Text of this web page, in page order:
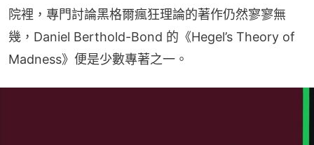
院裡，專門討論黑格爾瘋狂理論的著作仍然寥寥無
幾，Daniel Berthold-Bond 的《Hegel’s Theory of
Madness》便是少數專著之一。